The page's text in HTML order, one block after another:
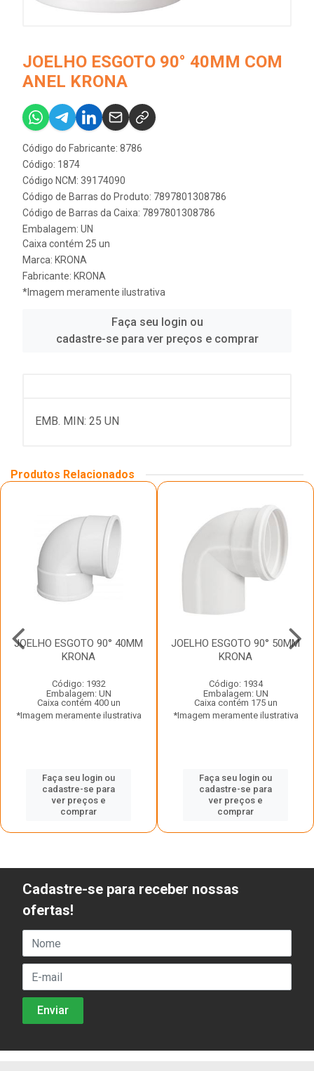
JOELHO ESGOTO 90° 40MM COM
ANEL KRONA
Código do Fabricante: 8786
Código: 1874
Código NCM: 39174090
Código de Barras do Produto: 7897801308786
Código de Barras da Caixa: 7897801308786
Embalagem: UN
Caixa contém 25 un
Marca: KRONA
Fabricante: KRONA
*Imagem meramente ilustrativa
Faça seu login ou
cadastre-se para ver preços e comprar
EMB. MIN: 25 UN
Produtos Relacionados
JOELHO ESGOTO 90° 40MM
KRONA
Código: 1932
Embalagem: UN
Caixa contém 400 un
*Imagem meramente ilustrativa
Faça seu login ou
cadastre-se para
ver preços e
comprar
JOELHO ESGOTO 90° 50MM
KRONA
Código: 1934
Embalagem: UN
Caixa contém 175 un
*Imagem meramente ilustrativa
Faça seu login ou
cadastre-se para
ver preços e
comprar
Cadastre-se para receber nossas
ofertas!